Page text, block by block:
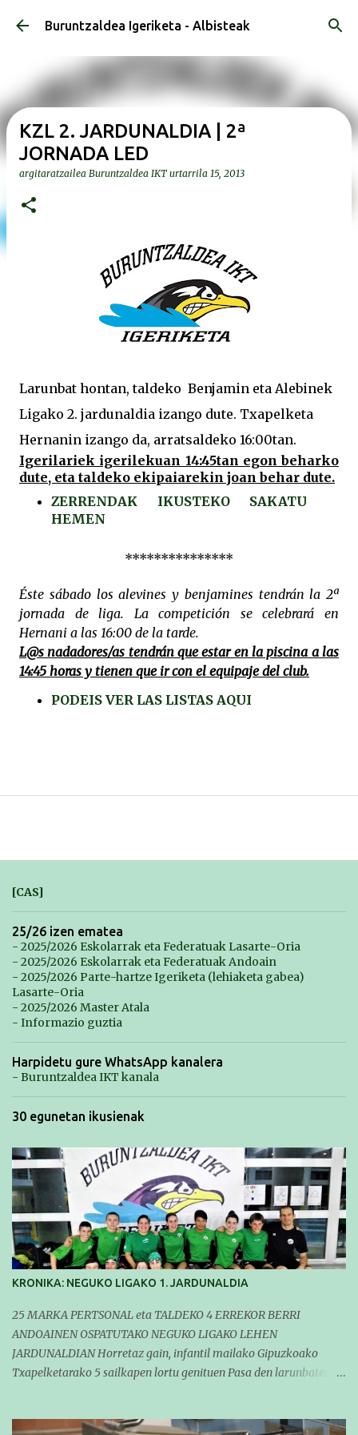
Saltatu eta joan eduki nagusira
Buruntzaldea Igeriketa - Albisteak
KZL 2. JARDUNALDIA | 2ª
JORNADA LED
argitaratzailea Buruntzaldea IKT urtarrila 15, 2013
Larunbat hontan, taldeko Benjamin eta Alebinek
Ligako 2. jardunaldia izango dute. Txapelketa
Hernanin izango da, arratsaldeko 16:00tan.
Igerilariek igerilekuan 14:45tan egon beharko
dute, eta taldeko ekipaiarekin joan behar dute.
ZERRENDAK IKUSTEKO SAKATU
HEMEN
***************
Éste sábado los alevines y benjamines tendrán la 2ª
jornada de liga. La competición se celebrará en
Hernani a las 16:00 de la tarde.
L@s nadadores/as tendrán que estar en la piscina a las
14:45 horas y tienen que ir con el equipaje del club.
PODEIS VER LAS LISTAS AQUI
[CAS]
25/26 izen ematea
- 2025/2026 Eskolarrak eta Federatuak Lasarte-Oria
- 2025/2026 Eskolarrak eta Federatuak Andoain
- 2025/2026 Parte-hartze Igeriketa (lehiaketa gabea)
Lasarte-Oria
- 2025/2026 Master Atala
- Informazio guztia
Harpidetu gure WhatsApp kanalera
- Buruntzaldea IKT kanala
30 egunetan ikusienak
KRONIKA: NEGUKO LIGAKO 1. JARDUNALDIA
25 MARKA PERTSONAL eta TALDEKO 4 ERREKOR BERRI
ANDOAINEN OSPATUTAKO NEGUKO LIGAKO LEHEN
JARDUNALDIAN Horretaz gain, infantil mailako Gipuzkoako
Txapelketarako 5 sailkapen lortu genituen Pasa den larunbatean
hartzen. Bertan gure taldeko 16 igerilari aritu ziren. Denboraldiari